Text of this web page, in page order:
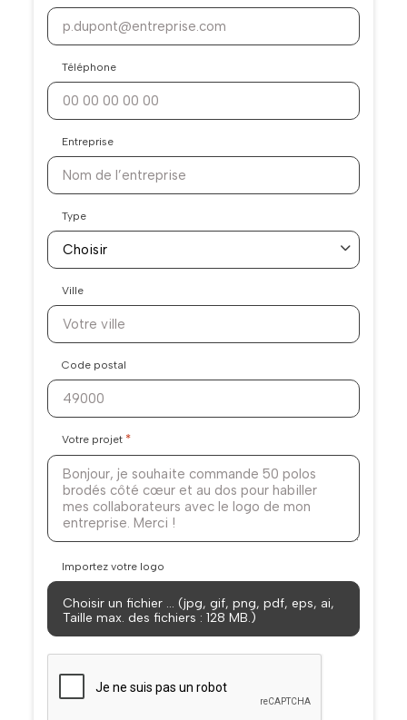
Téléphone
Entreprise
Type
Ville
Code postal
Votre projet *
Importez votre logo
Choisir un fichier … (jpg, gif, png, pdf, eps, ai,
Taille max. des fichiers : 128 MB.)